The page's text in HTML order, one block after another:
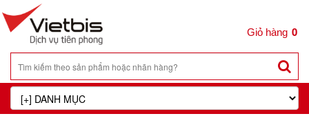
0